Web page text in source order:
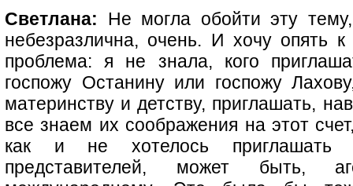
Светлана: Не могла обойти эту
небезразлична, очень. И хочу опять
проблема: я не знала, кого
госпожу Останину или госпожу
материнству и детству, приглашать,
все знаем их соображения на этот
как и не хотелось приглашать
представителей, может быть,